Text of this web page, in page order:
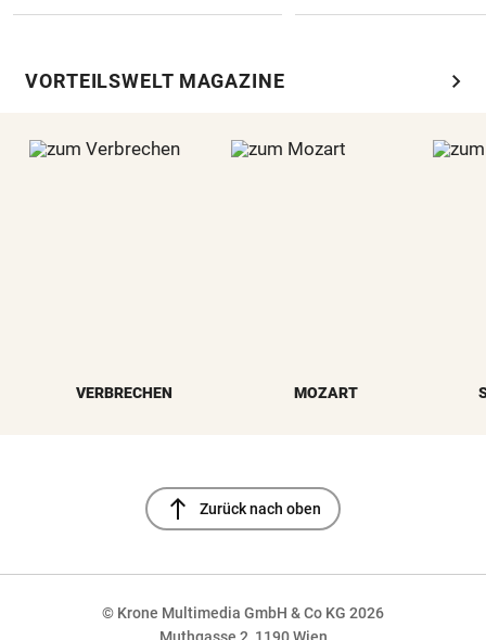
VORTEILSWELT MAGAZINE chevron_right
VERBRECHEN MOZART
north Zurück nach oben
© Krone Multimedia GmbH & Co KG 2026
Muthgasse 2, 1190 Wien